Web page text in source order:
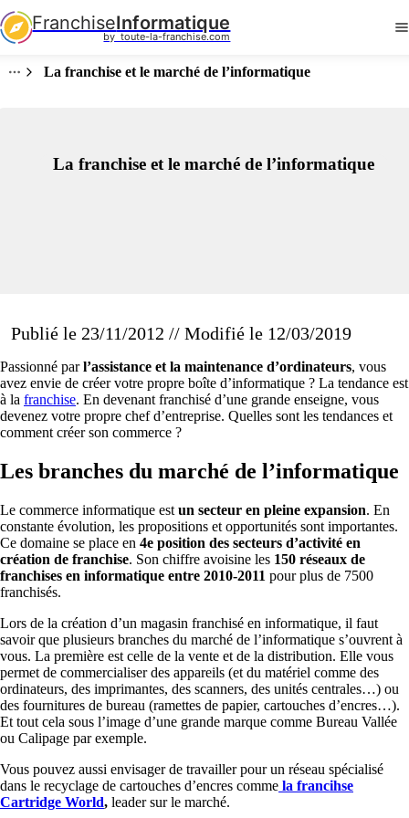
FranchiseInformatique
by  toute-la-franchise.com
La franchise et le marché de l’informatique
La franchise et le marché de l’informatique
Publié le 23/11/2012 // Modifié le 12/03/2019
Passionné parl’assistance et la maintenance d’ordinateurs, vous
avez envie de créer votre propre boîte d’informatique ? La tendance est
à la franchise. En devenant franchisé d’une grande enseigne, vous
devenez votre propre chef d’entreprise. Quelles sont les tendances et
comment créer son commerce ?
Les branches du marché de l’informatique
Le commerce informatique est un secteur en pleine expansion. En
constante évolution, les propositions et opportunités sont importantes.
Ce domaine se place en 4e position des secteurs d’activité en
création de franchise. Son chiffre avoisine les 150 réseaux de
franchises en informatique entre 2010-2011 pour plus de 7500
franchisés.
Lors de la création d’un magasin franchisé en informatique, il faut
savoir que plusieurs branches du marché de l’informatique s’ouvrent à
vous. La première est celle de la vente et de la distribution. Elle vous
permet de commercialiser des appareils (et du matériel comme des
ordinateurs, des imprimantes, des scanners, des unités centrales…) ou
des fournitures de bureau (ramettes de papier, cartouches d’encres…).
Et tout cela sous l’image d’une grande marque comme Bureau Vallée
ou Calipage par exemple.
Vous pouvez aussi envisager de travailler pour un réseau spécialisé
dans le recyclage de cartouches d’encres comme la francihse
Cartridge World, leader sur le marché.